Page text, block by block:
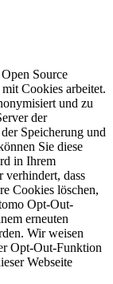
Source
Cookies arbeitet.
und zu
der
Speicherung und
Sie diese
in Ihrem
verhindert, dass
Cookies löschen,
Opt-Out-
erneuten
Wir weisen
Opt-Out-Funktion
Webseite